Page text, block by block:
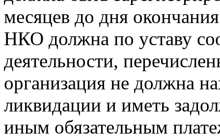
месяцев до дня
НКО должна по уставу
деятельности,
организация не должна
ликвидации и иметь
иным обязательным